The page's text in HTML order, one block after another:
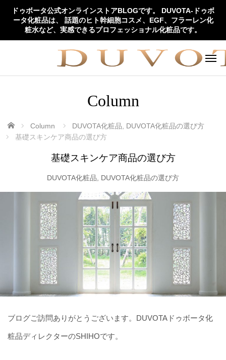
ドゥボータ公式オンラインストアBLOGです。 DUVOTA-ドゥボ
ータ化粧品は、 話題のヒト幹細胞コスメ、EGF、フラーレン化
粧水など、実感できるプロフェッショナル化粧品です。
Column
ホーム Column DUVOTA化粧品, DUVOTA化粧品の選び方
基礎スキンケア商品の選び方
基礎スキンケア商品の選び方
DUVOTA化粧品, DUVOTA化粧品の選び方
ブログご訪問ありがとうございます。DUVOTAドゥボータ化
粧品ディレクターのSHIHOです。